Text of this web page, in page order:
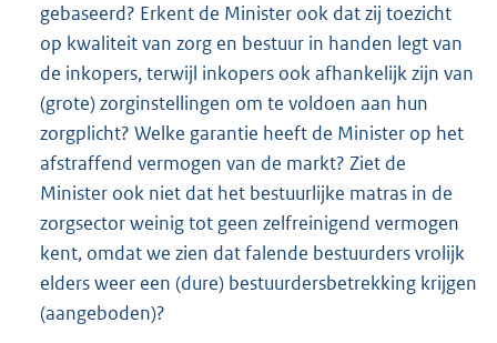
gebaseerd? Erkent de Minister ook dat zij toezicht
op kwaliteit van zorg en bestuur in handen legt van
de inkopers, terwijl inkopers ook afhankelijk zijn van
(grote) zorginstellingen om te voldoen aan hun
zorgplicht? Welke garantie heeft de Minister op het
afstraffend vermogen van de markt? Ziet de
Minister ook niet dat het bestuurlijke matras in de
zorgsector weinig tot geen zelfreinigend vermogen
kent, omdat we zien dat falende bestuurders vrolijk
elders weer een (dure) bestuurdersbetrekking krijgen
(aangeboden)?